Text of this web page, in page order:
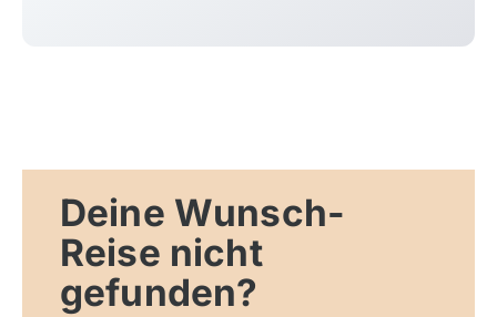
Deine Wunsch-
Reise nicht
gefunden?
Spanien
Transalp/Alpenüberquerungen
Türkei